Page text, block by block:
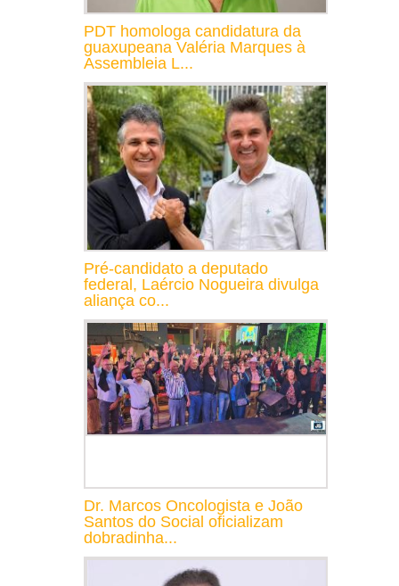
PDT homologa candidatura da
guaxupeana Valéria Marques à
Assembleia L...
Pré-candidato a deputado
federal, Laércio Nogueira divulga
aliança co...
Dr. Marcos Oncologista e João
Santos do Social oficializam
dobradinha...